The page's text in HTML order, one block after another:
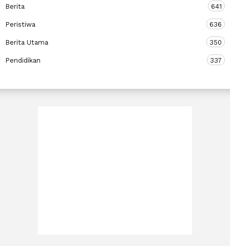
Berita 641
Peristiwa 636
Berita Utama 350
Pendidikan 337